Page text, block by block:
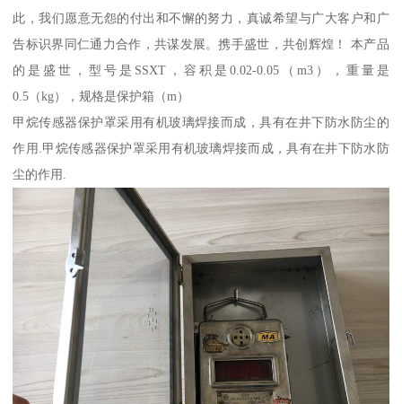
此，我们愿意无怨的付出和不懈的努力，真诚希望与广大客户和广
告标识界同仁通力合作，共谋发展。携手盛世，共创辉煌！ 本产品
的是盛世，型号是SSXT，容积是0.02-0.05（m3），重量是
0.5（kg），规格是保护箱（m）
甲烷传感器保护罩采用有机玻璃焊接而成，具有在井下防水防尘的
作用.甲烷传感器保护罩采用有机玻璃焊接而成，具有在井下防水防
尘的作用.